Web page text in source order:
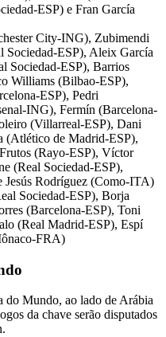
ESP) e Fran García
City-ING), Zubimendi
ESP), Aleix García
Sociedad-ESP), Barrios
Williams (Bilbao-ESP),
ESP), Pedri
ING), Fermín (Barcelona-
(Villarreal-ESP), Dani
(Atlético de Madrid-ESP),
(Rayo-ESP), Víctor
(Real Sociedad-ESP),
Jesús Rodríguez (Como-ITA)
Sociedad-ESP), Borja
(Barcelona-ESP), Toni
(Real Madrid-ESP), Espí
FRA)
do Mundo, ao lado de Arábia
da chave serão disputados